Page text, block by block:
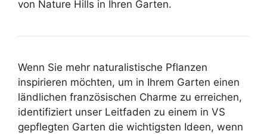
von Nature Hills in Ihren Garten.
Wenn Sie mehr naturalistische Pflanzen
inspirieren möchten, um in Ihrem Garten einen
ländlichen französischen Charme zu erreichen,
identifiziert unser Leitfaden zu einem in VS
gepflegten Garten die wichtigsten Ideen, wenn